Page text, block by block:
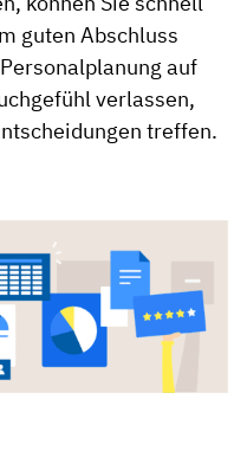
guten Abschluss
auf
verlassen,
treffen.